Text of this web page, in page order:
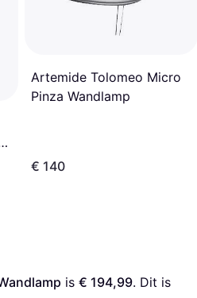
Artemide Tolomeo Micro
Pinza Wandlamp
€ 140
is € 194,99. Dit is